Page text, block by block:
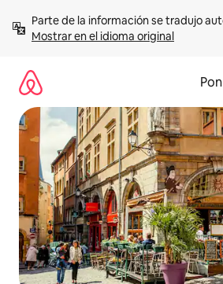
contenidoMostrar en el idioma original